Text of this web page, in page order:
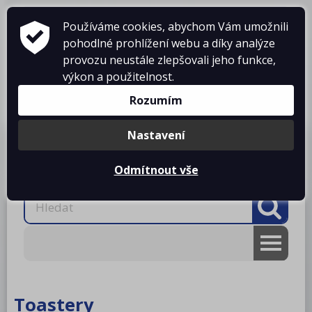
Košík je prázdný
O firmě
Projekty kuchyní
Ke stažení
RM gastro
Toastery
Používáme cookies, abychom Vám umožnili
pohodlné prohlížení webu a díky analýze
provozu neustále zlepšovali jeho funkce,
výkon a použitelnost.
Rozumím
Nastavení
Odmítnout vše